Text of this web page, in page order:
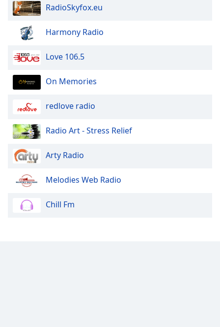
RadioSkyfox.eu
Harmony Radio
Love 106.5
On Memories
redlove radio
Radio Art - Stress Relief
Arty Radio
Melodies Web Radio
Chill Fm